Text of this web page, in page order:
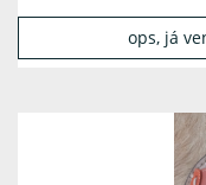
ops, já